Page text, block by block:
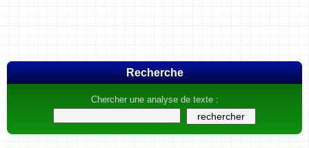
Recherche
Chercher une analyse de texte :